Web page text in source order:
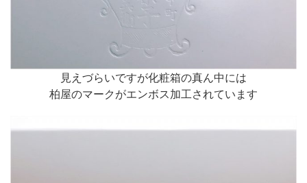
見えづらいですが化粧箱の真ん中には
柏屋のマークがエンボス加工されています